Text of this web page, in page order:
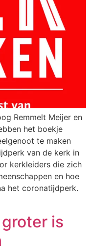
Remmelt Meijer en
het boekje
te maken
van de kerk in
kerkleiders die zich
en hoe
het coronatijdperk.
is